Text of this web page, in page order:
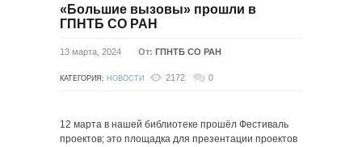
«Большие вызовы» прошли в
ГПНТБ СО РАН
13 марта, 2024 От: ГПНТБ СО РАН
КАТЕГОРИЯ: НОВОСТИ 2172 0
12 марта в нашей библиотеке прошёл Фестиваль
проектов; это площадка для презентации проектов